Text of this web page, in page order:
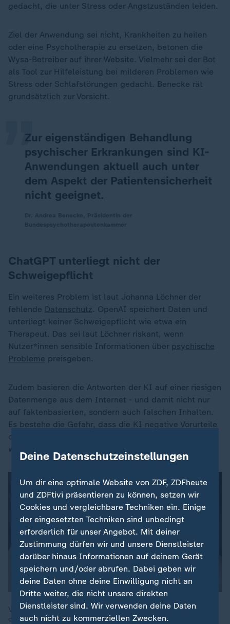
gedacht, die unter Stress oder Angstzuständen leiden.
Ziel der Anwendung sei nicht, Krankheiten zu heilen
oder eine Psychotherapie zu ersetzen, betonen die
Wysa-Betreiber auf ihrer Website. Vielmehr sei der Bot
als Tool zur Hilfeleistung bei milderen Problemen wie
Stress oder Schlafstörungen gedacht. Benecke rät
grundsätzlich zur Vorsicht.
Zur eigenständigen Behandlung
psychischer Erkrankungen sind KI-
Anwendungen aktuell auch unter
dem Aspekt der Patientensicherheit
nicht geeignet.
„
ChatGPT unterliegt nicht der
Schweigepflicht
Ein weiteres Problem ist laut Johanna Löchner der
fehlende Datenschutz. OpenAI speichert Daten und
unterliegt keiner Schweigepflicht wie etwa ein
Therapeut. Das sei laut Löchner riskant, wenn
Nutzer*innen sensible Informationen über psychische
Probleme preisgeben.
Zudem basieren die Antworten der KI auf einer riesigen
Datenmenge aus dem Internet - und damit nicht nur
auf faktenbasierten, sondern auch falschen Inhalten.
Es bestehe die Gefahr, dass die KI negative Vorurteile
oder diskriminierende und stigmatisierende Annahmen
wiederhole, erklärt Löchner.
Viele junge Menschen sind mit Zukunftsängsten konfrontiert,
doch Therapieplätze sind rar und Wartezeiten teilweise lang.
Deine Datenschutzeinstellungen
Um dir eine optimale Website von ZDF, ZDFheute
und ZDFtivi präsentieren zu können, setzen wir
Cookies und vergleichbare Techniken ein. Einige
der eingesetzten Techniken sind unbedingt
erforderlich für unser Angebot. Mit deiner
Zustimmung dürfen wir und unsere Dienstleister
darüber hinaus Informationen auf deinem Gerät
speichern und/oder abrufen. Dabei geben wir
deine Daten ohne deine Einwilligung nicht an
Dritte weiter, die nicht unsere direkten
Dienstleister sind. Wir verwenden deine Daten
auch nicht zu kommerziellen Zwecken.